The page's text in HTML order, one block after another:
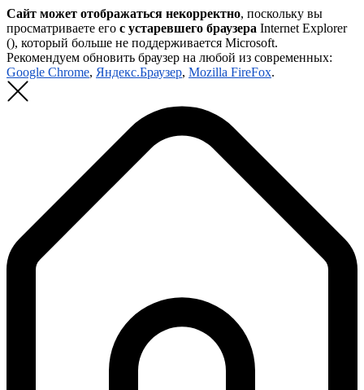
Сайт может отображаться некорректно, поскольку вы
просматриваете его с устаревшего браузера Internet Explorer
(), который больше не поддерживается Microsoft.
Рекомендуем обновить браузер на любой из современных:
Google Chrome, Яндекс.Браузер, Mozilla FireFox.